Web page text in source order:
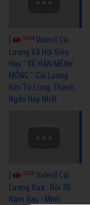
5464Video] Cải
Lương Xã Hội Siêu
Hay " BỂ HẬN MÊNH
MÔNG " Cải Lương
Kim Tử Long, Thanh
Ngân Hay Nhất
6328 Video] Cải
Lương Xưa : Rồi 30
Năm Sau - Minh